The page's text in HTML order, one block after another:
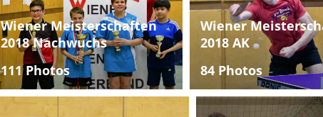
Wiener Meisterschaften
2018 Nachwuchs
111 Photos
Wiener
2018 AK
84 Photos